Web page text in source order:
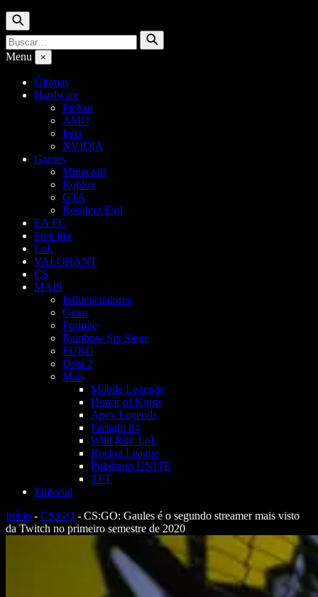
Buscar
Buscar
por:
Buscar
Menu ×
Últimas
Hardware
Pichau
AMD
Intel
NVIDIA
Games
Minecraft
Roblox
GTA
Resident Evil
EA FC
Free fire
LoL
VALORANT
CS
MAIS
Influenciadores
Guias
Fortnite
Rainbow Six Siege
PUBG
Dota 2
Mais
Mobile Legends
Honor of Kings
Apex Legends
Farlight 84
Wild Rift: LoL
Rocket League
Pokémon UNITE
TFT
Editorial
Início - CS:GO - CS:GO: Gaules é o segundo streamer mais visto
da Twitch no primeiro semestre de 2020